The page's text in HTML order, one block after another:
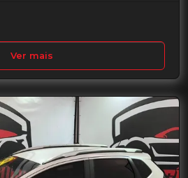
Ver mais